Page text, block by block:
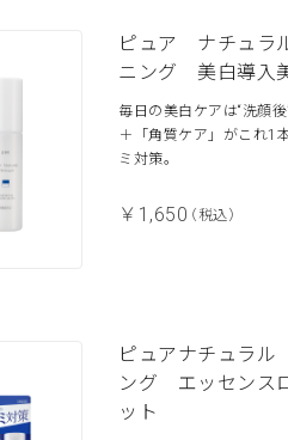
ピュア ナチュラ
ニング 美白導入
毎日の美白ケアは“洗顔
＋「角質ケア」がこれ1
ミ対策。
￥1,650（税込）
ピュアナチュラ
ング エッセンス
ット